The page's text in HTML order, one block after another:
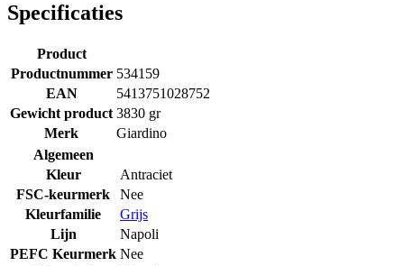
Specificaties
Product
Productnummer 534159
EAN
5413751028752
Gewicht product 3830 gr
Merk
Giardino
Algemeen
Kleur
Antraciet
FSC-keurmerk
Nee
Kleurfamilie
Grijs
Lijn
Napoli
PEFC Keurmerk Nee